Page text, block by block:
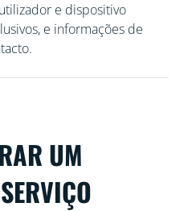
e dispositivo
e informações de
UM